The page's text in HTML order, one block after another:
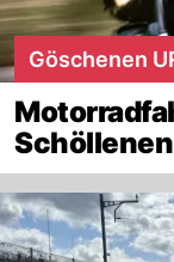
Göschenen
Schöllenen